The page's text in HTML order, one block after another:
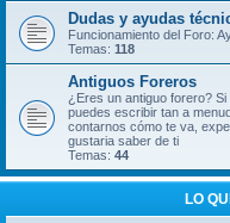
Dudas y ayudas
Funcionamiento del Foro:
Temas: 118
Antiguos Foreros
¿Eres un antiguo forero?
puedes escribir tan a
contarnos cómo te va,
gustaria saber de ti
Temas: 44
LO